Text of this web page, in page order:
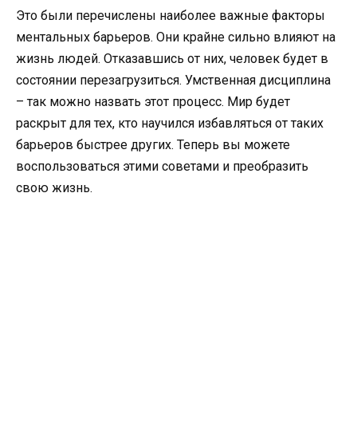
Это были перечислены наиболее важные факторы
ментальных барьеров. Они крайне сильно влияют на
жизнь людей. Отказавшись от них, человек будет в
состоянии перезагрузиться. Умственная дисциплина
– так можно назвать этот процесс. Мир будет
раскрыт для тех, кто научился избавляться от таких
барьеров быстрее других. Теперь вы можете
воспользоваться этими советами и преобразить
свою жизнь.